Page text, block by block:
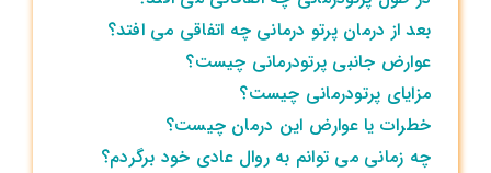
بعد از درمان پرتو درمانی چه اتفاقی می افتد؟
عوارض جانبی پرتودرمانی چیست؟
مزایای پرتودرمانی چیست؟
خطرات یا عوارض این درمان چیست؟
چه زمانی می توانم به روال عادی خود برگردم؟